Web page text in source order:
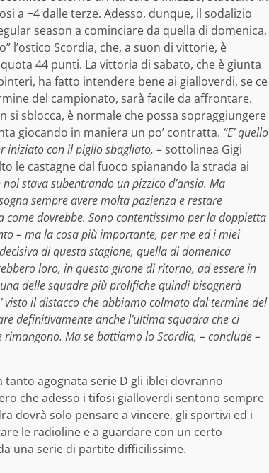
a +4 dalle terze. Adesso, dunque, il sodalizio
season a cominciare da quella di domenica,
l’ostico Scordia, che, a suon di vittorie, è
44 punti. La vittoria di sabato, che è giunta
ha fatto intendere bene ai gialloverdi, se ce
del campionato, sarà facile da affrontare.
sblocca, è normale che possa sopraggiungere
giocando in maniera un po’ contratta. “E’ quello
iniziato con il piglio sbagliato, – sottolinea Gigi
le castagne dal fuoco spianando la strada ai
noi stava subentrando un pizzico d’ansia. Ma
sempre avere molta pazienza e restare
dovrebbe. Sono contentissimo per la doppietta
– ma la cosa più importante, per me ed i miei
di questa stagione, quella di domenica
loro, in questo girone di ritorno, ad essere in
delle squadre più prolifiche quindi bisognerà
il distacco che abbiamo colmato dal termine del
definitivamente anche l’ultima squadra che ci
Ma se battiamo lo Scordia, – conclude –
tanto agognata serie D gli iblei dovranno
che adesso i tifosi gialloverdi sentono sempre
dovrà solo pensare a vincere, gli sportivi ed i
le radioline e a guardare con un certo
una serie di partite difficilissime.